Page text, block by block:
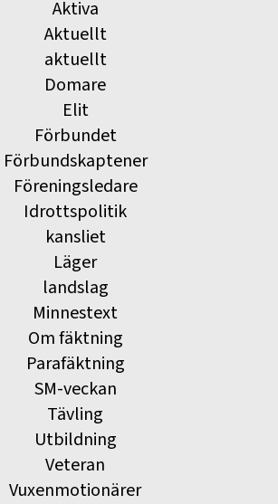
Aktiva
Aktuellt
aktuellt
Domare
Elit
Förbundet
Förbundskaptener
Föreningsledare
Idrottspolitik
kansliet
Läger
landslag
Minnestext
Om fäktning
Parafäktning
SM-veckan
Tävling
Utbildning
Veteran
Vuxenmotionärer